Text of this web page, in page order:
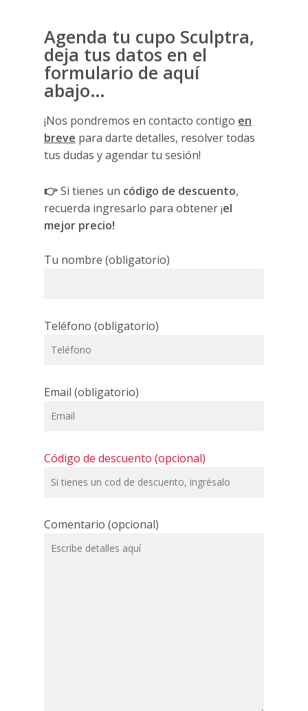
Agenda tu cupo Sculptra,
deja tus datos en el
formulario de aquí
abajo…
¡Nos pondremos en contacto contigo en
breve para darte detalles, resolver todas
tus dudas y agendar tu sesión!
👉Si tienes un código de descuento,
recuerda ingresarlo para obtener ¡el
mejor precio!
Tu nombre (obligatorio)
Teléfono (obligatorio)
Email (obligatorio)
Código de descuento (opcional)
Comentario (opcional)